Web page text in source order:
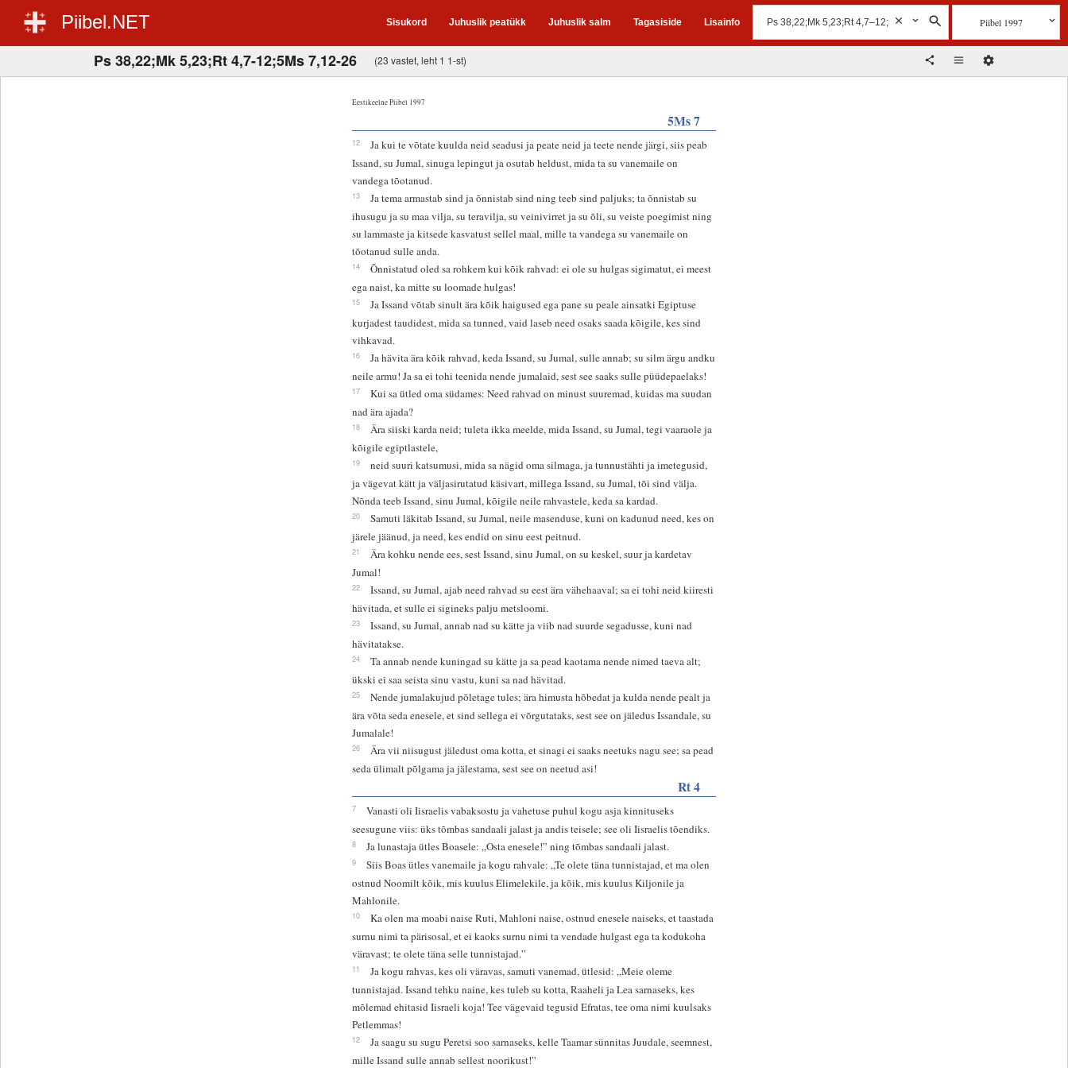
Piibel.NET Sisukord Juhuslik peatükk Juhuslik salm Tagasiside Lisainfo Piibel 1997
Ps 38,22;Mk 5,23;Rt 4,7-12;5Ms 7,12-26 (23 vastet, leht 1 1-st)
Eestikeelne Piibel 1997
5Ms 7
12
Ja kui te võtate kuulda neid seadusi ja peate neid ja teete nende järgi, siis peab
Issand, su Jumal, sinuga lepingut ja osutab heldust, mida ta su vanemaile on
vandega tõotanud.
13
Ja tema armastab sind ja õnnistab sind ning teeb sind paljuks; ta õnnistab su
ihusugu ja su maa vilja, su teravilja, su veinivirret ja su õli, su veiste poegimist ning
su lammaste ja kitsede kasvatust sellel maal, mille ta vandega su vanemaile on
tõotanud sulle anda.
14
Õnnistatud oled sa rohkem kui kõik rahvad: ei ole su hulgas sigimatut, ei meest
ega naist, ka mitte su loomade hulgas!
15
Ja Issand võtab sinult ära kõik haigused ega pane su peale ainsatki Egiptuse
kurjadest taudidest, mida sa tunned, vaid laseb need osaks saada kõigile, kes sind
vihkavad.
16
Ja hävita ära kõik rahvad, keda Issand, su Jumal, sulle annab; su silm ärgu andku
neile armu! Ja sa ei tohi teenida nende jumalaid, sest see saaks sulle püüdepaelaks!
17
Kui sa ütled oma südames: Need rahvad on minust suuremad, kuidas ma suudan
nad ära ajada?
18
Ära siiski karda neid; tuleta ikka meelde, mida Issand, su Jumal, tegi vaaraole ja
kõigile egiptlastele,
19
neid suuri katsumusi, mida sa nägid oma silmaga, ja tunnustähti ja imetegusid,
ja vägevat kätt ja väljasirutatud käsivart, millega Issand, su Jumal, tõi sind välja.
Nõnda teeb Issand, sinu Jumal, kõigile neile rahvastele, keda sa kardad.
20
Samuti läkitab Issand, su Jumal, neile masenduse, kuni on kadunud need, kes on
järele jäänud, ja need, kes endid on sinu eest peitnud.
21
Ära kohku nende ees, sest Issand, sinu Jumal, on su keskel, suur ja kardetav
Jumal!
22
Issand, su Jumal, ajab need rahvad su eest ära vähehaaval; sa ei tohi neid kiiresti
hävitada, et sulle ei sigineks palju metsloomi.
23
Issand, su Jumal, annab nad su kätte ja viib nad suurde segadusse, kuni nad
hävitatakse.
24
Ta annab nende kuningad su kätte ja sa pead kaotama nende nimed taeva alt;
ükski ei saa seista sinu vastu, kuni sa nad hävitad.
25
Nende jumalakujud põletage tules; ära himusta hõbedat ja kulda nende pealt ja
ära võta seda enesele, et sind sellega ei võrgutataks, sest see on jäledus Issandale, su
Jumalale!
26
Ära vii niisugust jäledust oma kotta, et sinagi ei saaks neetuks nagu see; sa pead
seda ülimalt põlgama ja jälestama, sest see on neetud asi!
Rt 4
7
Vanasti oli Iisraelis vabaksostu ja vahetuse puhul kogu asja kinnituseks
seesugune viis: üks tõmbas sandaali jalast ja andis teisele; see oli Iisraelis tõendiks.
8 Ja lunastaja ütles Boasele: „Osta enesele!” ning tõmbas sandaali jalast.
9
Siis Boas ütles vanemaile ja kogu rahvale: „Te olete täna tunnistajad, et ma olen
ostnud Noomilt kõik, mis kuulus Elimelekile, ja kõik, mis kuulus Kiljonile ja
Mahlonile.
10
Ka olen ma moabi naise Ruti, Mahloni naise, ostnud enesele naiseks, et taastada
surnu nimi ta pärisosal, et ei kaoks surnu nimi ta vendade hulgast ega ta kodukoha
väravast; te olete täna selle tunnistajad.”
11
Ja kogu rahvas, kes oli väravas, samuti vanemad, ütlesid: „Meie oleme
tunnistajad. Issand tehku naine, kes tuleb su kotta, Raaheli ja Lea sarnaseks, kes
mõlemad ehitasid Iisraeli koja! Tee vägevaid tegusid Efratas, tee oma nimi kuulsaks
Petlemmas!
12
Ja saagu su sugu Peretsi soo sarnaseks, kelle Taamar sünnitas Juudale, seemnest,
mille Issand sulle annab sellest noorikust!”